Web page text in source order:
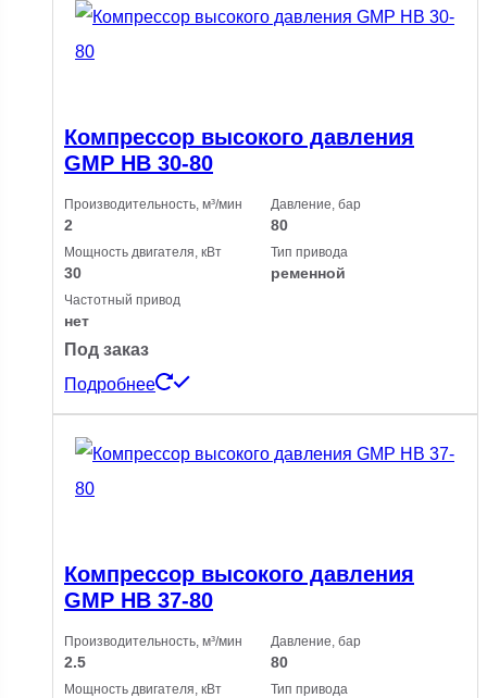
Компрессор высокого давления
GMP HB 30-80
Производительность, м³/мин
2
Давление, бар
80
Мощность двигателя, кВт
30
Тип привода
ременной
Частотный привод
нет
Под заказ
Подробнее
Компрессор высокого давления
GMP HB 37-80
Производительность, м³/мин
2.5
Давление, бар
80
Мощность двигателя, кВт Тип привода